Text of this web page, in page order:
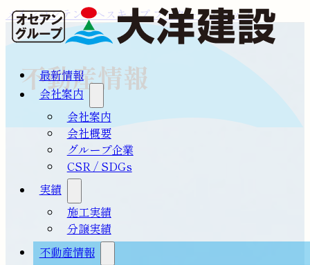
メインコンテンツへスキップフッターへスキップ
最新情報
会社案内
会社案内
会社概要
グループ企業
CSR / SDGs
実績
施工実績
分譲実績
不動産情報
不動産情報